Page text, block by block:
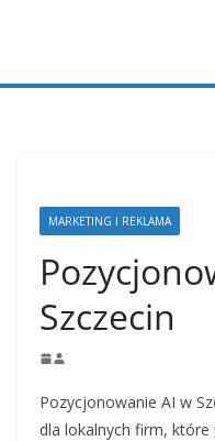
MARKETING I REKLAMA
Szczecin
Pozycjonowanie AI w
dla lokalnych firm,